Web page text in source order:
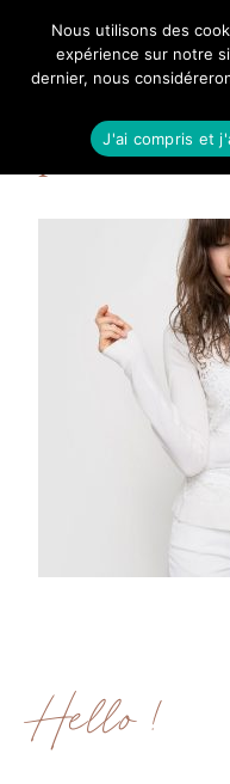
contenuMangue
pull-
Hello !
Nous utilisons des
expérience sur notre
dernier, nous
J'ai compris et